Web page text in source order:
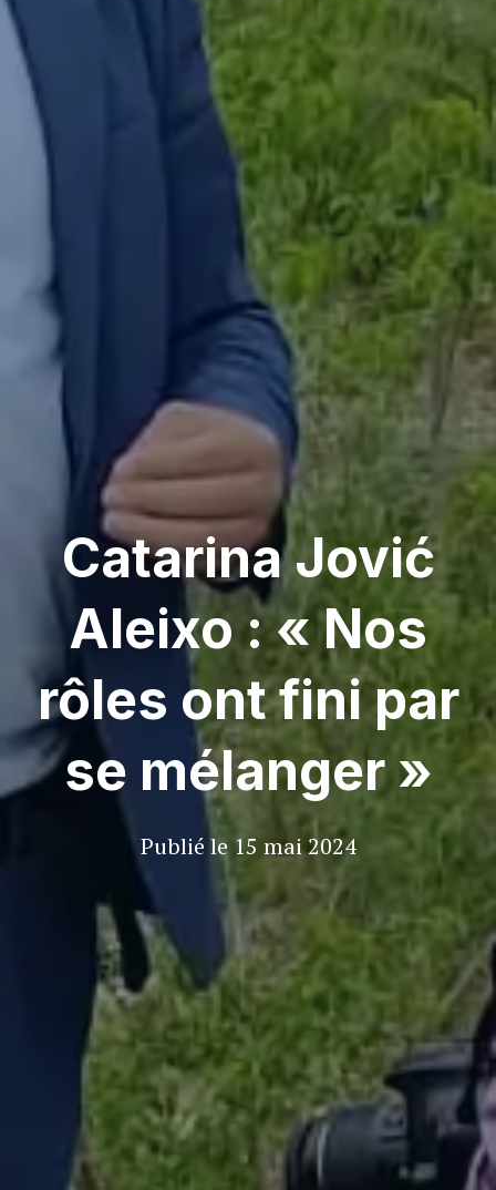
Catarina Jović
Aleixo : « Nos
rôles ont fini par
se mélanger »
Publié le 15 mai 2024